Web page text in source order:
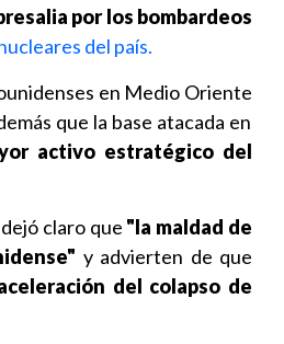
por los bombardeos
del país.
en Medio Oriente
que la base atacada en
activo estratégico del
claro que "la maldad de
y advierten de que
del colapso de